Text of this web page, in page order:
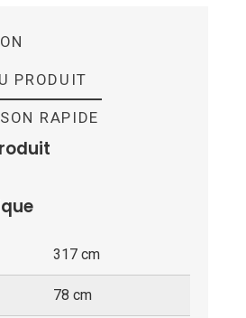
PRODUIT
RAPIDE
317 cm
78 cm